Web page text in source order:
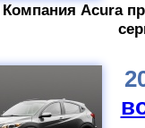
Компания Acura